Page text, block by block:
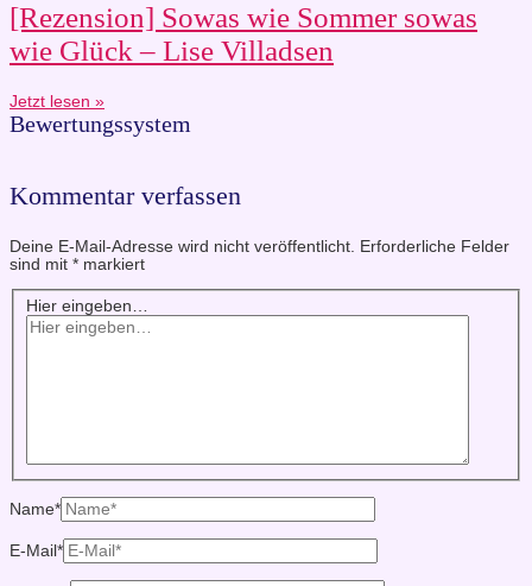
[Rezension] Sowas wie Sommer sowas
wie Glück – Lise Villadsen
Jetzt lesen »
Bewertungssystem
Kommentar verfassen
Deine E-Mail-Adresse wird nicht veröffentlicht. Erforderliche Felder
sind mit * markiert
Hier eingeben…
Name*
E-Mail*